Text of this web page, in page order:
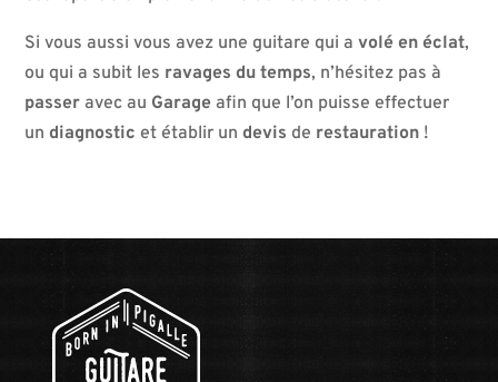
Si vous aussi vous avez une guitare qui avolé en éclat,
ou qui a subit les ravages du temps, n’hésitez pas à
passer avec au Garage afin que l’on puisse effectuer
un diagnostic et établir un devis de restauration !